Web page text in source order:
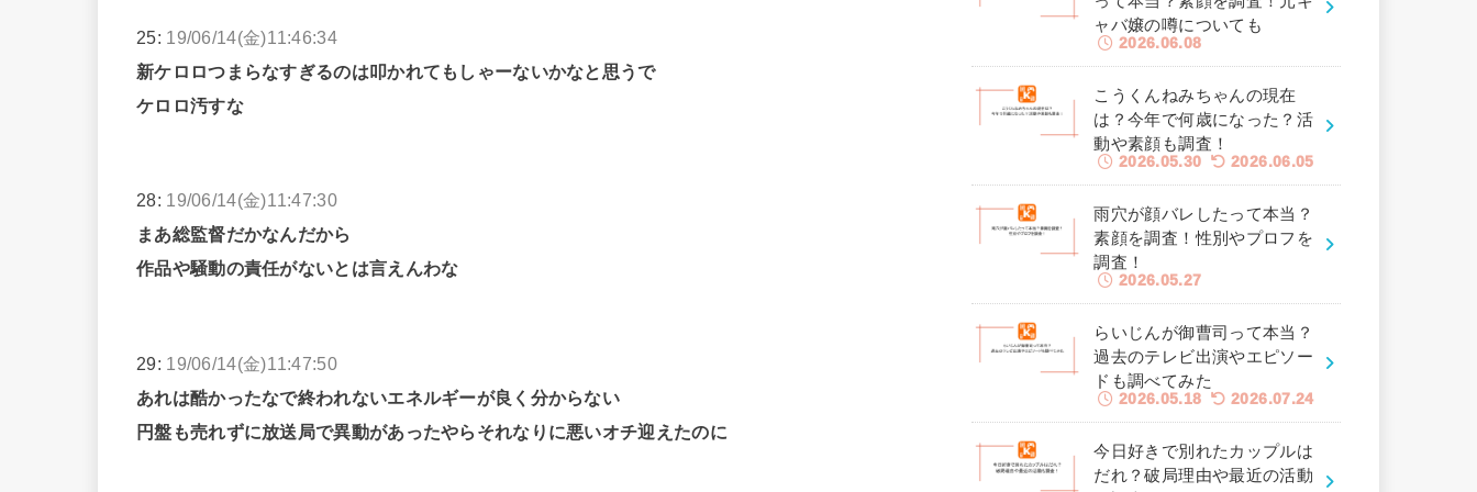
25: 19/06/14(金)11:46:34
新ケロロつまらなすぎるのは叩かれてもしゃーないかなと思うで
ケロロ汚すな
28: 19/06/14(金)11:47:30
まあ総監督だかなんだから
作品や騒動の責任がないとは言えんわな
29: 19/06/14(金)11:47:50
あれは酷かったなで終われないエネルギーが良く分からない
円盤も売れずに放送局で異動があったやらそれなりに悪いオチ迎えたのに
ャバ嬢の噂についても
2026.06.08
こうくんねみちゃんの現在
は？今年で何歳になった？活
動や素顔も調査！
2026.05.30 2026.06.05
雨穴が顔バレしたって本当？
素顔を調査！性別やプロフを
調査！
2026.05.27
らいじんが御曹司って本当？
過去のテレビ出演やエピソー
ドも調べてみた
2026.05.18 2026.07.24
今日好きで別れたカップルは
だれ？破局理由や最近の活動